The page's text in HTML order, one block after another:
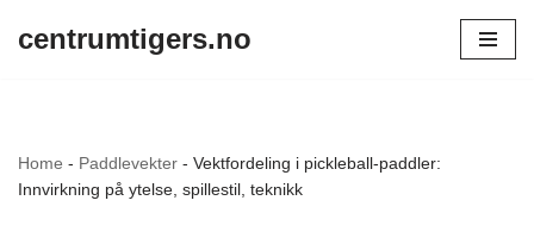
centrumtigers.no
Home - Paddlevekter - Vektfordeling i pickleball-paddler:
Innvirkning på ytelse, spillestil, teknikk